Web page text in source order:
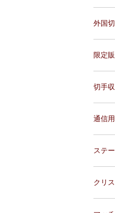
外国
限定
切手
通信
ステ
クリ